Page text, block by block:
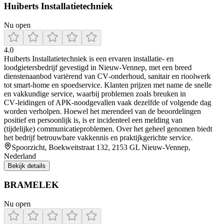
Huiberts Installatietechniek
Nu open
4.0
Huiberts Installatietechniek is een ervaren installatie- en
loodgietersbedrijf gevestigd in Nieuw-Vennep, met een breed
dienstenaanbod variërend van CV‑onderhoud, sanitair en rioolwerk
tot smart‑home en spoedservice. Klanten prijzen met name de snelle
en vakkundige service, waarbij problemen zoals breuken in
CV‑leidingen of APK‑noodgevallen vaak dezelfde of volgende dag
worden verholpen. Hoewel het merendeel van de beoordelingen
positief en persoonlijk is, is er incidenteel een melding van
(tijdelijke) communicatieproblemen. Over het geheel genomen biedt
het bedrijf betrouwbare vakkennis en praktijkgerichte service.
Spoorzicht, Boekweitstraat 132, 2153 GL Nieuw-Vennep,
Nederland
Bekijk details
BRAMELEK
Nu open